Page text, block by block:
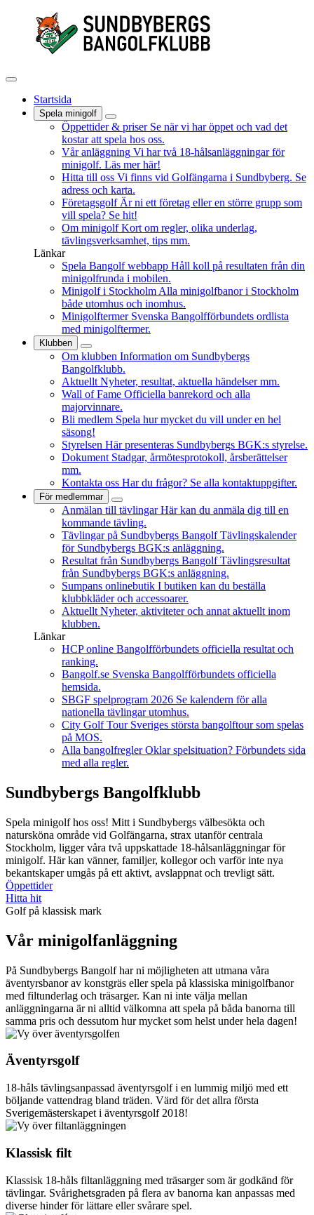
Startsida
Spela minigolf
Öppettider & priser Se när vi har öppet och vad det
kostar att spela hos oss.
Vår anläggning Vi har två 18-hålsanläggningar för
minigolf. Läs mer här!
Hitta till oss Vi finns vid Golfängarna i Sundbyberg. Se
adress och karta.
Företagsgolf Är ni ett företag eller en större grupp som
vill spela? Se hit!
Om minigolf Kort om regler, olika underlag,
tävlingsverksamhet, tips mm.
Länkar
Spela Bangolf webbapp Håll koll på resultaten från din
minigolfrunda i mobilen.
Minigolf i Stockholm Alla minigolfbanor i Stockholm
både utomhus och inomhus.
Minigolftermer Svenska Bangolfförbundets ordlista
med minigolftermer.
Klubben
Om klubben Information om Sundbybergs
Bangolfklubb.
Aktuellt Nyheter, resultat, aktuella händelser mm.
Wall of Fame Officiella banrekord och alla
majorvinnare.
Bli medlem Spela hur mycket du vill under en hel
säsong!
Styrelsen Här presenteras Sundbybergs BGK:s styrelse.
Dokument Stadgar, årmötesprotokoll, årsberättelser
mm.
Kontakta oss Har du frågor? Se alla kontaktuppgifter.
För medlemmar
Anmälan till tävlingar Här kan du anmäla dig till en
kommande tävling.
Tävlingar på Sundbybergs Bangolf Tävlingskalender
för Sundbybergs BGK:s anläggning.
Resultat från Sundbybergs Bangolf Tävlingsresultat
från Sundbybergs BGK:s anläggning.
Sumpans onlinebutik I butiken kan du beställa
klubbkläder och accessoarer.
Aktuellt Nyheter, aktiviteter och annat aktuellt inom
klubben.
Länkar
HCP online Bangolfförbundets officiella resultat och
ranking.
Bangolf.se Svenska Bangolfförbundets officiella
hemsida.
SBGF spelprogram 2026 Se kalendern för alla
nationella tävlingar utomhus.
City Golf Tour Sveriges största bangolftour som spelas
på MOS.
Alla bangolfregler Oklar spelsituation? Förbundets sida
med alla regler.
Sundbybergs Bangolfklubb
Spela minigolf hos oss! Mitt i Sundbybergs välbesökta och
natursköna område vid Golfängarna, strax utanför centrala
Stockholm, ligger våra två uppskattade 18-hålsanläggningar för
minigolf. Här kan vänner, familjer, kollegor och varför inte nya
bekantskaper umgås på ett aktivt, avslappnat och trevligt sätt.
Öppettider
Hitta hit
Golf på klassisk mark
Vår minigolfanläggning
På Sundbybergs Bangolf har ni möjligheten att utmana våra
äventyrsbanor av konstgräs eller spela på klassiska minigolfbanor
med filtunderlag och träsarger. Kan ni inte välja mellan
anläggningarna är ni alltid välkomna att spela på båda banorna till
samma pris och dessutom hur mycket som helst under hela dagen!
Äventyrsgolf
18-håls tävlingsanpassad äventyrsgolf i en lummig miljö med ett
böljande vattendrag bland träden. Värd för det allra första
Sverigemästerskapet i äventyrsgolf 2018!
Klassisk filt
Klassisk 18-håls filtanläggning med träsarger som är godkänd för
tävlingar. Svårighetsgraden på flera av banorna kan anpassas med
diverse hinder för lättare eller svårare spel.